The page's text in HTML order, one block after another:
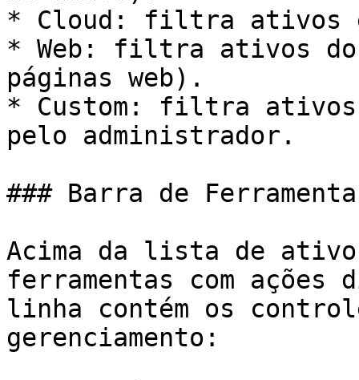
* Cloud: filtra ativos
* Web: filtra ativos do
páginas web).
* Custom: filtra ativos
pelo administrador.
### Barra de
Acima da lista de
ferramentas com
linha contém os
gerenciamento: